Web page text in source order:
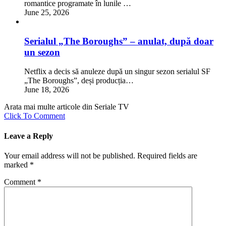
romantice programate în lunile …
June 25, 2026
Serialul „The Boroughs” – anulat, după doar
un sezon
Netflix a decis să anuleze după un singur sezon serialul SF
„The Boroughs”, deși producția…
June 18, 2026
Arata mai multe articole din Seriale TV
Click To Comment
Leave a Reply
Your email address will not be published. Required fields are
marked *
Comment *